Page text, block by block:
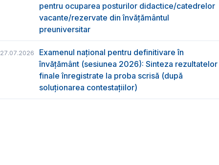
pentru ocuparea posturilor didactice/catedrelor
vacante/rezervate din învăţământul
preuniversitar
27.07.2026
Examenul național pentru definitivare în
învățământ (sesiunea 2026): Sinteza rezultatelor
finale înregistrate la proba scrisă (după
soluționarea contestațiilor)